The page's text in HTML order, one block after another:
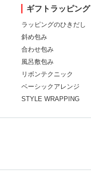
ギフトラッピング
ラッピングのひきだし
斜め包み
合わせ包み
風呂敷包み
リボンテクニック
ベーシックアレンジ
STYLE WRAPPING